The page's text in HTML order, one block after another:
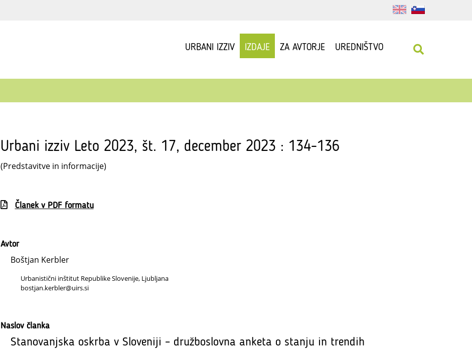
URBANI IZZIV IZDAJE ZA AVTORJE UREDNIŠTVO
Urbani izziv Leto 2023, št. 17, december 2023 : 134-136
(Predstavitve in informacije)
Članek v PDF formatu
Avtor
Boštjan Kerbler
Urbanistični inštitut Republike Slovenije, Ljubljana
bostjan.kerbler@uirs.si
Naslov članka
Stanovanjska oskrba v Sloveniji – družboslovna anketa o stanju in trendih